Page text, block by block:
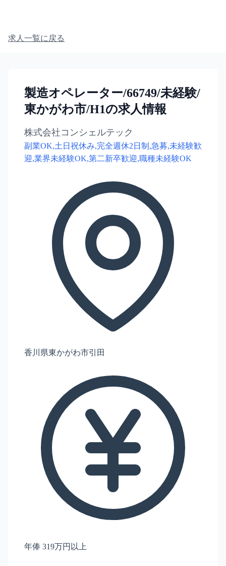
求人一覧に戻る
製造オペレーター/66749/未経験/
東かがわ市/H1の求人情報
株式会社コンシェルテック
副業OK,土日祝休み,完全週休2日制,急募,未経験歓
迎,業界未経験OK,第二新卒歓迎,職種未経験OK
香川県東かがわ市引田
年俸 319万円以上